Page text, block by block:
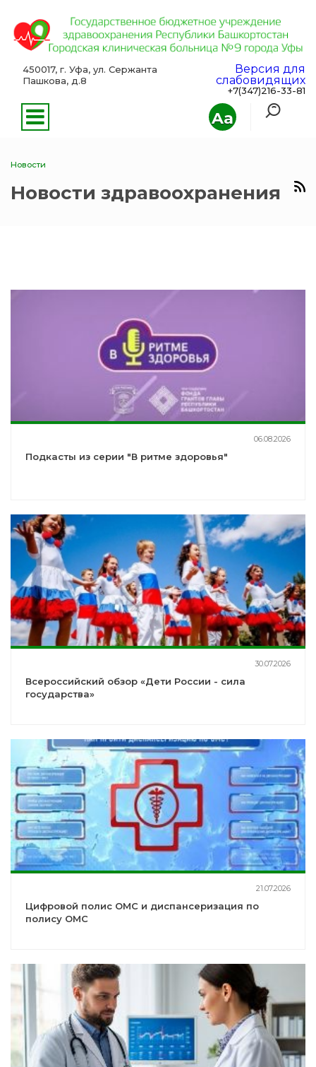
Aa
450017, г. Уфа, ул. Сержанта
Пашкова, д.8
Версия для
слабовидящих
+7(347)216-33-81
Новости
Новости здравоохранения
06.08.2026
Подкасты из серии "В ритме здоровья"
30.07.2026
Всероссийский обзор «Дети России - сила
государства»
21.07.2026
Цифровой полис ОМС и диспансеризация по
полису ОМС